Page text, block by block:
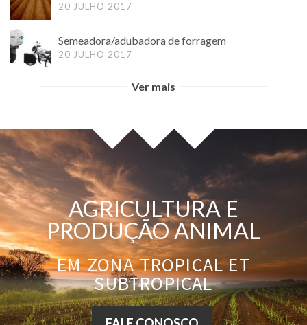
20 JULHO 2017
Semeadora/adubadora de forragem
20 JULHO 2017
Ver mais
AGRICULTURA E
PRODUÇÃO ANIMAL
EM ZONA TROPICAL ET
SUBTROPICAL